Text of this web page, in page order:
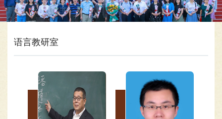
语言教研室